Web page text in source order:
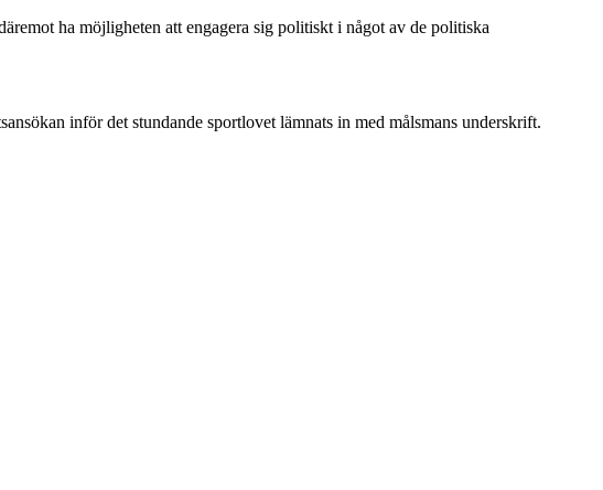
ha möjligheten att engagera sig politiskt i något av de politiska
inför det stundande sportlovet lämnats in med målsmans underskrift.